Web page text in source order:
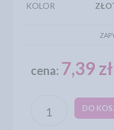
KOLOR
cena: 7,39 zł
DO